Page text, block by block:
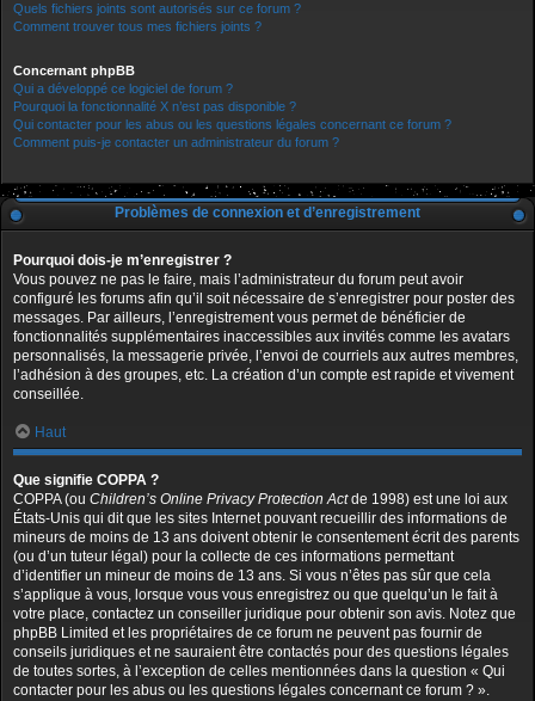
Quels fichiers joints sont autorisés sur ce forum ?
Comment trouver tous mes fichiers joints ?
Concernant phpBB
Qui a développé ce logiciel de forum ?
Pourquoi la fonctionnalité X n’est pas disponible ?
Qui contacter pour les abus ou les questions légales concernant ce forum ?
Comment puis-je contacter un administrateur du forum ?
Problèmes de connexion et d’enregistrement
Pourquoi dois-je m’enregistrer ?
Vous pouvez ne pas le faire, mais l’administrateur du forum peut avoir
configuré les forums afin qu’il soit nécessaire de s’enregistrer pour poster des
messages. Par ailleurs, l’enregistrement vous permet de bénéficier de
fonctionnalités supplémentaires inaccessibles aux invités comme les avatars
personnalisés, la messagerie privée, l’envoi de courriels aux autres membres,
l’adhésion à des groupes, etc. La création d’un compte est rapide et vivement
conseillée.
Haut
Que signifie COPPA ?
COPPA (ou Children’s Online Privacy Protection Actde 1998) est une loi aux
États-Unis qui dit que les sites Internet pouvant recueillir des informations de
mineurs de moins de 13 ans doivent obtenir le consentement écrit des parents
(ou d’un tuteur légal) pour la collecte de ces informations permettant
d’identifier un mineur de moins de 13 ans. Si vous n’êtes pas sûr que cela
s’applique à vous, lorsque vous vous enregistrez ou que quelqu’un le fait à
votre place, contactez un conseiller juridique pour obtenir son avis. Notez que
phpBB Limited et les propriétaires de ce forum ne peuvent pas fournir de
conseils juridiques et ne sauraient être contactés pour des questions légales
de toutes sortes, à l’exception de celles mentionnées dans la question « Qui
contacter pour les abus ou les questions légales concernant ce forum ? ».